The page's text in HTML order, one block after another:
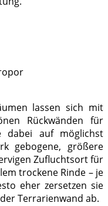
lassen sich mit
Rückwänden für
dabei auf möglichst
gebogene, größere
Zufluchtsort für
trockene Rinde – je
eher zersetzen sie
Terrarienwand ab.